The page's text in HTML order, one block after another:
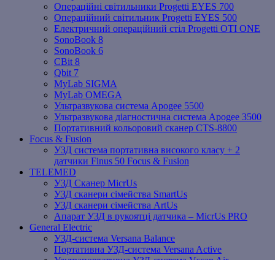
Операційні світильники Progetti EYES 700
Операційний світильник Progetti EYES 500
Електричний операційний стіл Progetti OTI ONE
SonoBook 8
SonoBook 6
СBit 8
Qbit 7
MyLab SIGMA
MyLab OMEGA
Ультразвукова система Apogee 5500
Ультразвукова діагностична система Apogee 3500
Портативний кольоровий сканер CTS-8800
Focus & Fusion
УЗД система портативна високого класу + 2
датчики Finus 50 Focus & Fusion
TELEMED
УЗД Сканер MicrUs
УЗД сканери сімейства SmartUs
УЗД сканери сімейства ArtUs
Апарат УЗД в рукоятці датчика – MicrUs PRO
General Electric
УЗД-система Versana Balance
Портативна УЗД-система Versana Active